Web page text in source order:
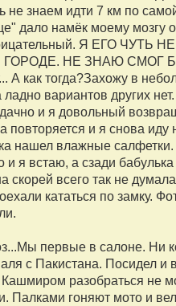
не знаем идти 7 км по
дало намёк моему мозгу
Я ЕГО
НЕ ЗНАЮ СМОГ
как тогда?Захожу в
ладно вариантов
и я довольный
повторяется и я снова
нашел влажные салфетки.
я встаю, а сзади бабулька
скорей всего так не
кататься по замку.
первые в салоне. Ни
с Пакистана. Посидел
разобраться не
Палками гоняют мото и